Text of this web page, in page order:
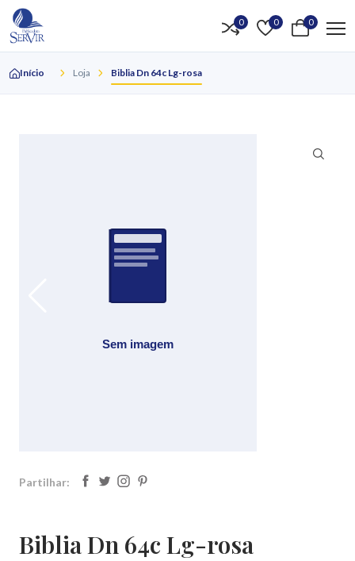
0 0 0
Início Loja Biblia Dn 64c Lg-rosa
Partilhar:
Biblia Dn 64c Lg-rosa